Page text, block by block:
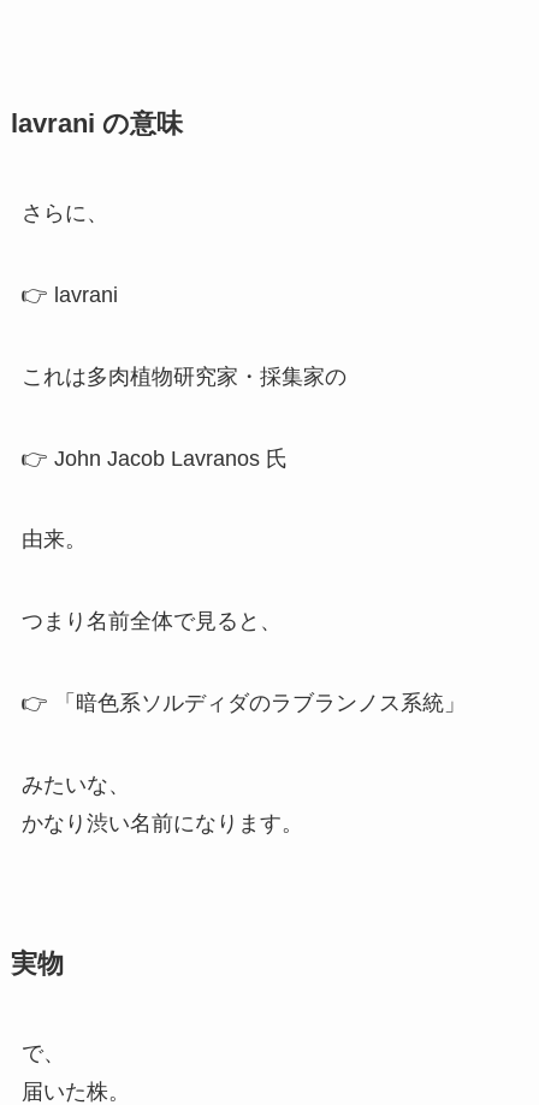
lavrani の意味
さらに、
👉 lavrani
これは多肉植物研究家・採集家の
👉 John Jacob Lavranos 氏
由来。
つまり名前全体で見ると、
👉 「暗色系ソルディダのラブランノス系統」
みたいな、
かなり渋い名前になります。
実物
で、
届いた株。